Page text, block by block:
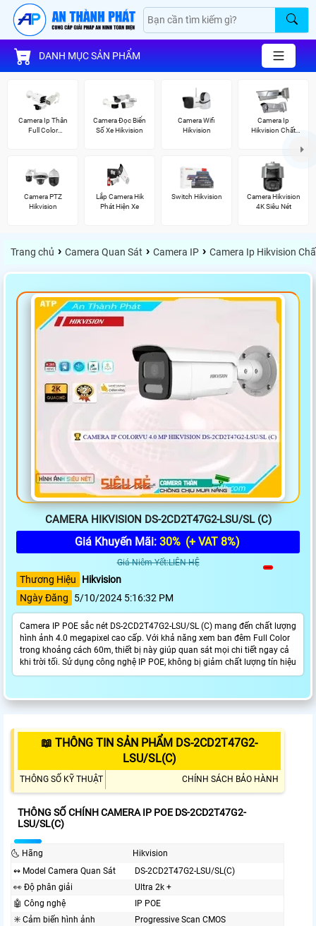
DANH MỤC SẢN PHẨM
Camera Ip Thân
Full Color
Camera Đọc Biển
Số Xe Hikvision
Camera Wifi
Hikvision
Camera Ip
Hikvision Chất
Camera PTZ
Hikvision
Lắp Camera Hik
Phát Hiện Xe
Switch Hikvision
Camera Hikvision
4K Siêu Nét
Trang chủ › Camera Quan Sát › Camera IP › Camera Ip Hikvision
CAMERA HIKVISION DS-2CD2T47G2-LSU/SL (C)
Giá Khuyến Mãi: 30% (+ VAT 8%)
Giá Niêm Yết:LIÊN HỆ
Thương Hiệu
Hikvision
Ngày Đăng
5/10/2024 5:16:32 PM
Camera IP POE sắc nét DS-2CD2T47G2-LSU/SL (C) mang đến chất lượng
hình ảnh 4.0 megapixel cao cấp. Với khả năng xem ban đêm Full Color
trong khoảng cách 60m, thiết bị này giúp quan sát mọi chi tiết ngay cả
khi trời tối. Sử dụng công nghệ IP POE, không bị giảm chất lượng tín hiệu
📖 THÔNG TIN SẢN PHẨM DS-2CD2T47G2-
LSU/SL(C)
THÔNG SỐ KỸ THUẬT CHÍNH SÁCH BẢO HÀNH
THÔNG SỐ CHÍNH CAMERA IP POE DS-2CD2T47G2-
LSU/SL(C)
🌜 Hãng
Hikvision
↭ Model Camera Quan Sát
DS-2CD2T47G2-LSU/SL(C)
️👀 Độ phân giải
Ultra 2k +
🤖️ Công nghệ
IP POE
✳️ Cảm biến hình ảnh
Progressive Scan CMOS